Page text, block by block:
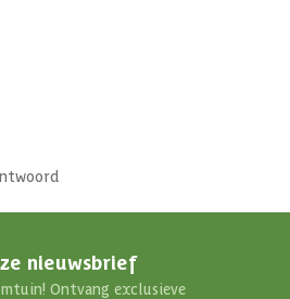
nieuwsbrief
Ontvang exclusieve